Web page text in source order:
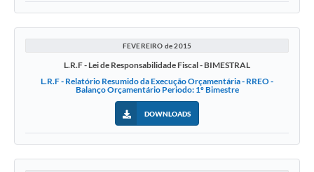
FEVEREIRO de 2015
L.R.F - Lei de Responsabilidade Fiscal - BIMESTRAL
L.R.F - Relatório Resumido da Execução Orçamentária - RREO -
Balanço Orçamentário Periodo: 1º Bimestre
DOWNLOADS